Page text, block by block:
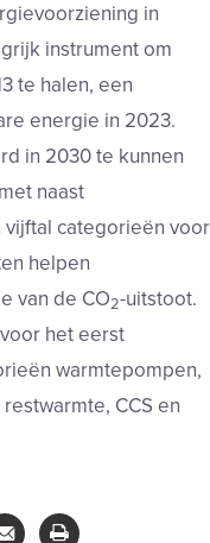
in
instrument om
te halen, een
energie in 2023.
in 2030 te kunnen
naast
categorieën voor
helpen
van de CO2-uitstoot.
het eerst
warmtepompen,
CCS en